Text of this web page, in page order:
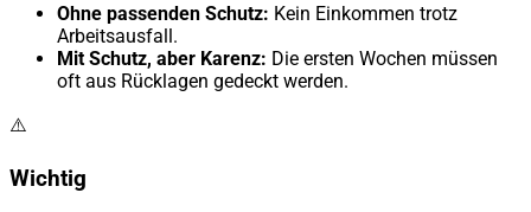
Ohne passenden Schutz: Kein Einkommen trotz
Arbeitsausfall.
Mit Schutz, aber Karenz: Die ersten Wochen müssen
oft aus Rücklagen gedeckt werden.
⚠️
Wichtig